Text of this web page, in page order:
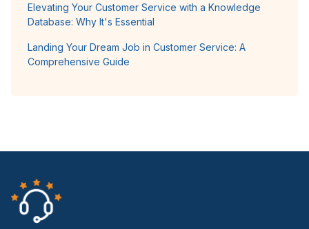
Elevating Your Customer Service with a Knowledge
Database: Why It's Essential
Landing Your Dream Job in Customer Service: A
Comprehensive Guide